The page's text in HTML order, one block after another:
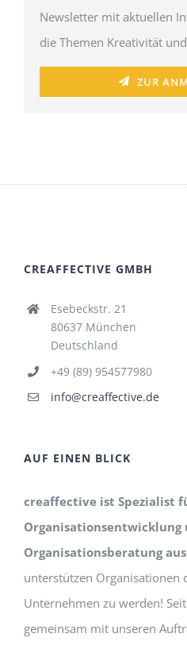
Newsletter mit aktuellen
die Themen Kreativität
ZUR
CREAFFECTIVE GMBH
Esebeckstr. 21
80637 München
Deutschland
+49 (89) 954577980
info@creaffective.de
AUF EINEN BLICK
creaffective ist Spezialist
Organisationsentwicklung
Organisationsberatung
unterstützen Organisationen
Unternehmen zu werden!
gemeinsam mit unseren